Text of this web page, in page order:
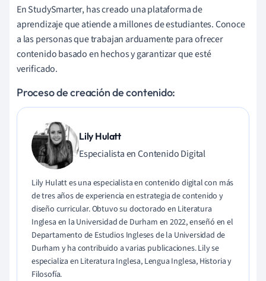
En StudySmarter, has creado una plataforma de
aprendizaje que atiende a millones de estudiantes. Conoce
a las personas que trabajan arduamente para ofrecer
contenido basado en hechos y garantizar que esté
verificado.
Proceso de creación de contenido:
Lily Hulatt
Especialista en Contenido Digital
Lily Hulatt es una especialista en contenido digital con más
de tres años de experiencia en estrategia de contenido y
diseño curricular. Obtuvo su doctorado en Literatura
Inglesa en la Universidad de Durham en 2022, enseñó en el
Departamento de Estudios Ingleses de la Universidad de
Durham y ha contribuido a varias publicaciones. Lily se
especializa en Literatura Inglesa, Lengua Inglesa, Historia y
Filosofía.